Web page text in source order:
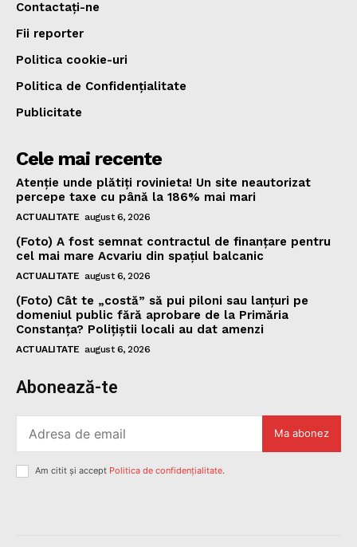
Contactați-ne
Fii reporter
Politica cookie-uri
Politica de Confidențialitate
Publicitate
Cele mai recente
Atenție unde plătiți rovinieta! Un site neautorizat
percepe taxe cu până la 186% mai mari
ACTUALITATE august 6, 2026
(Foto) A fost semnat contractul de finanțare pentru
cel mai mare Acvariu din spațiul balcanic
ACTUALITATE august 6, 2026
(Foto) Cât te „costă” să pui piloni sau lanțuri pe
domeniul public fără aprobare de la Primăria
Constanța? Polițiștii locali au dat amenzi
ACTUALITATE august 6, 2026
Abonează-te
Ma abonez
Am citit și accept Politica de confidențialitate.